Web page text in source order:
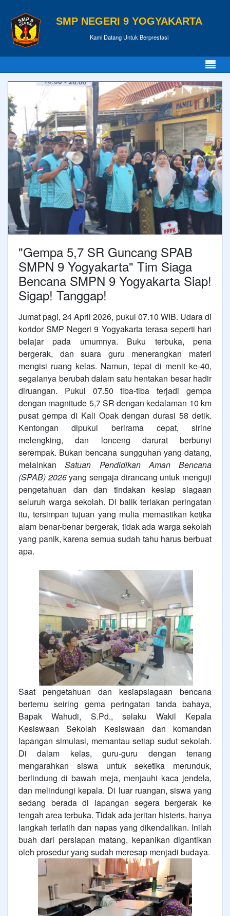
SMP NEGERI 9 YOGYAKARTA
Kami Datang Untuk Berprestasi
"Gempa 5,7 SR Guncang SPAB
SMPN 9 Yogyakarta" Tim Siaga
Bencana SMPN 9 Yogyakarta Siap!
Sigap! Tanggap!
Jumat pagi, 24 April 2026, pukul 07.10 WIB. Udara di
koridor SMP Negeri 9 Yogyakarta terasa seperti hari
belajar pada umumnya. Buku terbuka, pena
bergerak, dan suara guru menerangkan materi
mengisi ruang kelas. Namun, tepat di menit ke-40,
segalanya berubah dalam satu hentakan besar hadir
diruangan. Pukul 07.50 tiba-tiba terjadi gempa
dengan magnitude 5,7 SR dengan kedalaman 10 km
pusat gempa di Kali Opak dengan durasi 58 detik.
Kentongan dipukul berirama cepat, sirine
melengking, dan lonceng darurat berbunyi
serempak. Bukan bencana sungguhan yang datang,
melainkanSatuan Pendidikan Aman Bencana
(SPAB) 2026yang sengaja dirancang untuk menguji
pengetahuan dan dan tindakan kesiap siagaan
seluruh warga sekolah. Di balik teriakan peringatan
itu, tersimpan tujuan yang mulia memastikan ketika
alam benar-benar bergerak, tidak ada warga sekolah
yang panik, karena semua sudah tahu harus berbuat
apa.
Saat pengetahuan dan kesiapsiagaan bencana
bertemu seiring gema peringatan tanda bahaya,
Bapak Wahudi, S.Pd., selaku Wakil Kepala
Kesiswaan Sekolah Kesiswaan dan komandan
lapangan simulasi, memantau setiap sudut sekolah.
Di dalam kelas, guru-guru dengan tenang
mengarahkan siswa untuk seketika merunduk,
berlindung di bawah meja, menjauhi kaca jendela,
dan melindungi kepala. Di luar ruangan, siswa yang
sedang berada di lapangan segera bergerak ke
tengah area terbuka. Tidak ada jeritan histeris, hanya
langkah terlatih dan napas yang dikendalikan. Inilah
buah dari persiapan matang, kepanikan digantikan
oleh prosedur yang sudah meresap menjadi budaya.